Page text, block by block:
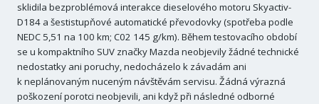
sklidila bezproblémová interakce dieselového motoru Skyactiv-
D184 a šestistupňové automatické převodovky (spotřeba podle
NEDC 5,51 na 100 km; C02 145 g/km). Během testovacího období
se u kompaktního SUV značky Mazda neobjevily žádné technické
nedostatky ani poruchy, nedocházelo k závadám ani
k neplánovaným nuceným návštěvám servisu. Žádná výrazná
poškození porotci neobjevili, ani když při následné odborné